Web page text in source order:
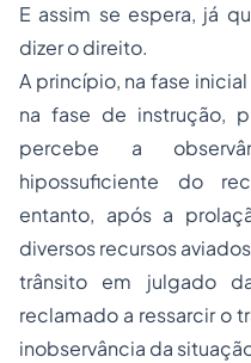
E assim se espera, já
dizer o direito.
A princípio, na fase
na fase de instrução,
percebe a
hipossuficiente do
entanto, após a
diversos recursos
trânsito em julgado
reclamado a ressarcir o
inobservância da